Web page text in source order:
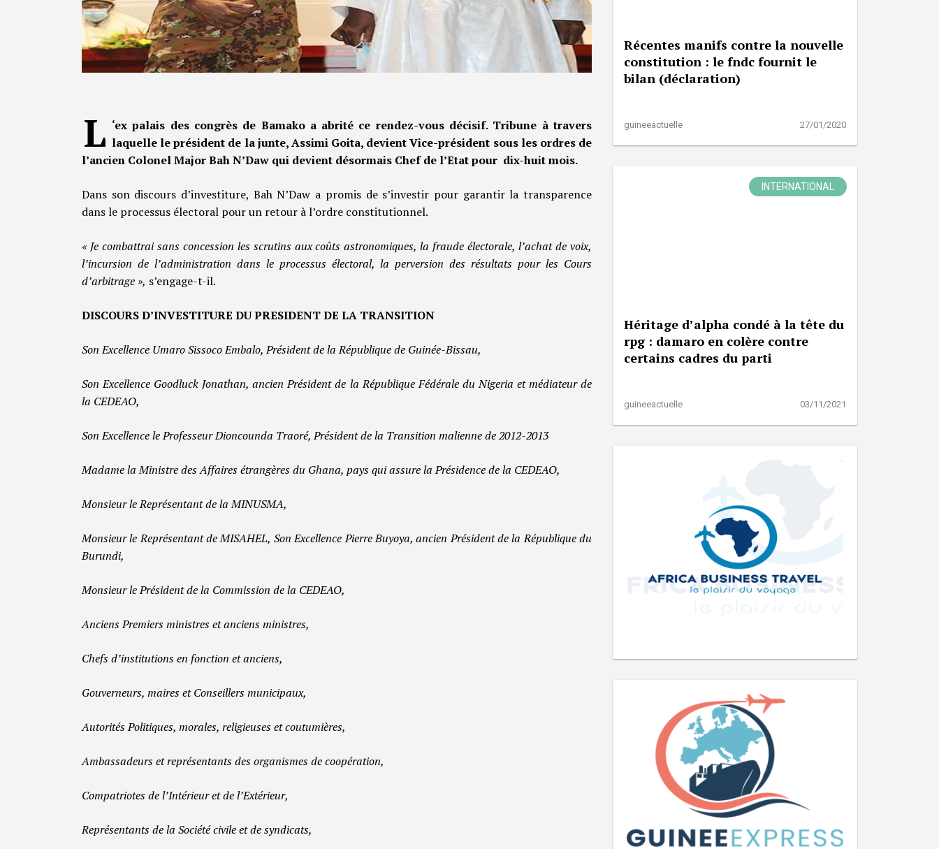
L ‘ex palais des congrès de Bamako a abrité ce rendez-vous décisif. Tribune à travers
laquelle le président de la junte, Assimi Goita, devient Vice-président sous les ordres de
l’ancien Colonel Major Bah N’Daw qui devient désormais Chef de l’Etat pour dix-huit mois.
Dans son discours d’investiture, Bah N’Daw a promis de s’investir pour garantir la transparence
dans le processus électoral pour un retour à l’ordre constitutionnel.
« Je combattrai sans concession les scrutins aux coûts astronomiques, la fraude électorale, l’achat de voix,
l’incursion de l’administration dans le processus électoral, la perversion des résultats pour les Cours
d’arbitrage », s’engage-t-il.
DISCOURS D’INVESTITURE DU PRESIDENT DE LA TRANSITION
Son Excellence Umaro Sissoco Embalo, Président de la République de Guinée-Bissau,
Son Excellence Goodluck Jonathan, ancien Président de la République Fédérale du Nigeria et médiateur de
la CEDEAO,
Son Excellence le Professeur Dioncounda Traoré, Président de la Transition malienne de 2012-2013
Madame la Ministre des Affaires étrangères du Ghana, pays qui assure la Présidence de la CEDEAO,
Monsieur le Représentant de la MINUSMA,
Monsieur le Représentant de MISAHEL, Son Excellence Pierre Buyoya, ancien Président de la République du
Burundi,
Monsieur le Président de la Commission de la CEDEAO,
Anciens Premiers ministres et anciens ministres,
Chefs d’institutions en fonction et anciens,
Gouverneurs, maires et Conseillers municipaux,
Autorités Politiques, morales, religieuses et coutumières,
Ambassadeurs et représentants des organismes de coopération,
Compatriotes de l’Intérieur et de l’Extérieur,
Représentants de la Société civile et de syndicats,
Récentes manifs contre la nouvelle
constitution : le fndc fournit le
bilan (déclaration)
guineeactuelle 27/01/2020
INTERNATIONAL
Héritage d’alpha condé à la tête du
rpg : damaro en colère contre
certains cadres du parti
guineeactuelle 03/11/2021